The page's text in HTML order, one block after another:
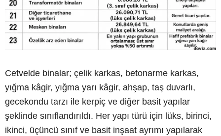
Cetvelde binalar; çelik karkas, betonarme karkas,
yığma kâgir, yığma yarı kâgir, ahşap, taş duvarlı,
gecekondu tarzı ile kerpiç ve diğer basit yapılar
şeklinde sınıflandırıldı. Her yapı türü için lüks, birinci,
ikinci, üçüncü sınıf ve basit inşaat ayrımı yapılarak